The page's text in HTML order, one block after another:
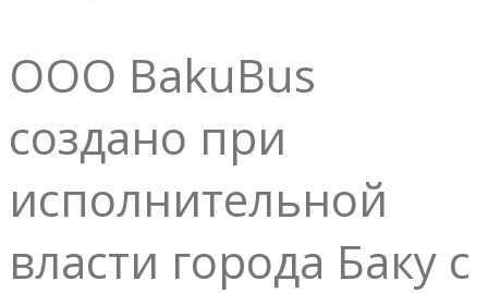
ООО BakuBus
создано при
исполнительной
власти города Баку с